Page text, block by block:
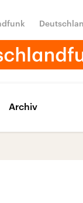
Archiv